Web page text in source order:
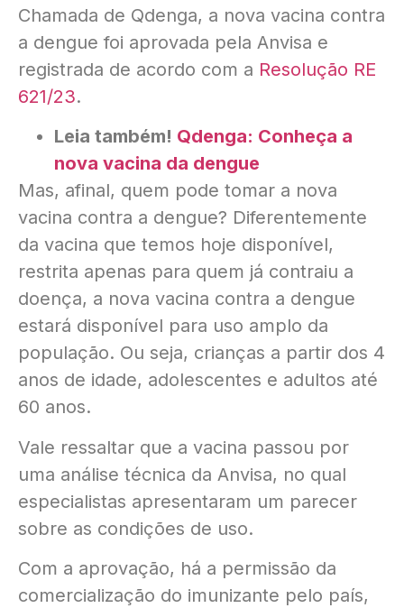
Chamada de Qdenga, a nova vacina contra
a dengue foi aprovada pela Anvisa e
registrada de acordo com a Resolução RE
621/23.
Leia também! Qdenga: Conheça a
nova vacina da dengue
Mas, afinal, quem pode tomar a nova
vacina contra a dengue? Diferentemente
da vacina que temos hoje disponível,
restrita apenas para quem já contraiu a
doença, a nova vacina contra a dengue
estará disponível para uso amplo da
população. Ou seja, crianças a partir dos 4
anos de idade, adolescentes e adultos até
60 anos.
Vale ressaltar que a vacina passou por
uma análise técnica da Anvisa, no qual
especialistas apresentaram um parecer
sobre as condições de uso.
Com a aprovação, há a permissão da
comercialização do imunizante pelo país,